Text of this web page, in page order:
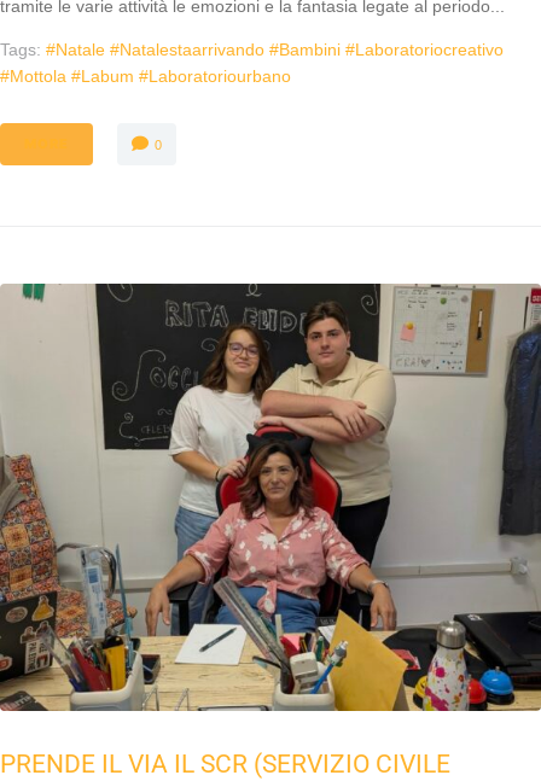
tramite le varie attività le emozioni e la fantasia legate al periodo...
Tags: #natale #natalestaarrivando #bambini #laboratoriocreativo
#mottola #labum #laboratoriourbano
0
PRENDE IL VIA IL SCR (SERVIZIO CIVILE